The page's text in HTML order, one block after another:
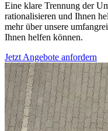
Eine klare Trennung der
rationalisieren und Ihnen
mehr über unsere
Ihnen helfen können.
Jetzt Angebote anfordern